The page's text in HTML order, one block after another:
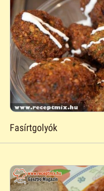
Fasírtgolyók